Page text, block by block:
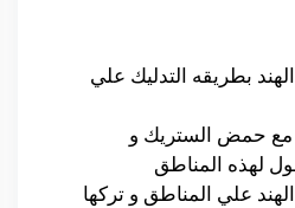
بطريقه التدليك علي
مع حمض الستريك و
لهذه المناطق
علي المناطق و تركها